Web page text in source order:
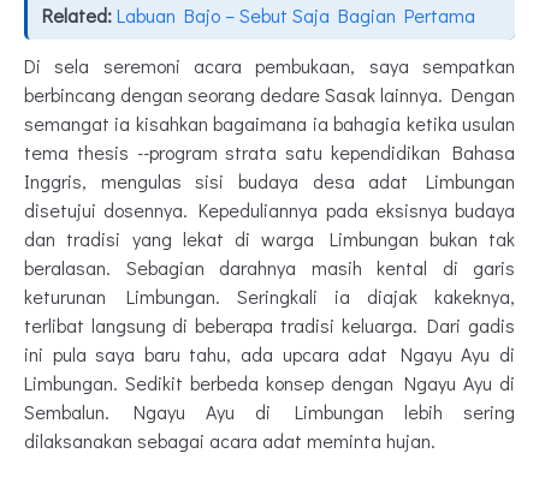
Related:Labuan Bajo – Sebut Saja Bagian Pertama
Di sela seremoni acara pembukaan, saya sempatkan
berbincang dengan seorang dedare Sasak lainnya. Dengan
semangat ia kisahkan bagaimana ia bahagia ketika usulan
tema thesis --program strata satu kependidikan Bahasa
Inggris, mengulas sisi budaya desa adat Limbungan
disetujui dosennya. Kepeduliannya pada eksisnya budaya
dan tradisi yang lekat di warga Limbungan bukan tak
beralasan. Sebagian darahnya masih kental di garis
keturunan Limbungan. Seringkali ia diajak kakeknya,
terlibat langsung di beberapa tradisi keluarga. Dari gadis
ini pula saya baru tahu, ada upcara adat Ngayu Ayu di
Limbungan. Sedikit berbeda konsep dengan Ngayu Ayu di
Sembalun. Ngayu Ayu di Limbungan lebih sering
dilaksanakan sebagai acara adat meminta hujan.